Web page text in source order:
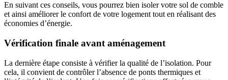
En suivant ces conseils, vous pourrez bien isoler votre sol de comble
et ainsi améliorer le confort de votre logement tout en réalisant des
économies d’énergie.
Vérification finale avant aménagement
La dernière étape consiste à vérifier la qualité de l’isolation. Pour
cela, il convient de contrôler l’absence de ponts thermiques et